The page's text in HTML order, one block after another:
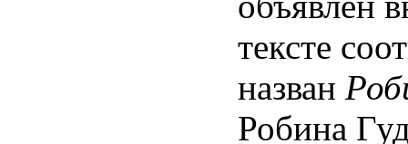
тексте
назван
Робина